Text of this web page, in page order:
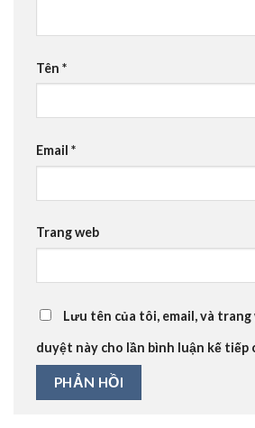
Tên *
Email *
Trang web
Lưu tên của tôi, email, và
duyệt này cho lần bình luận kế tiếp